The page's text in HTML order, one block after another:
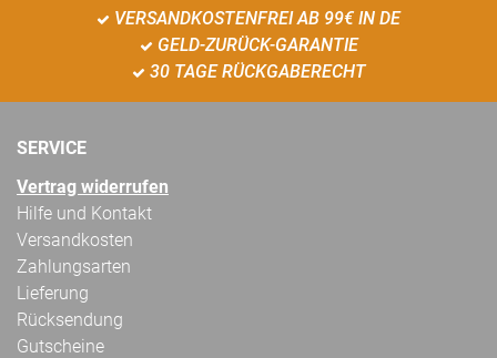
VERSANDKOSTENFREI AB 99€ IN DE
GELD-ZURÜCK-GARANTIE
30 TAGE RÜCKGABERECHT
SERVICE
Vertrag widerrufen
Hilfe und Kontakt
Versandkosten
Zahlungsarten
Lieferung
Rücksendung
Gutscheine